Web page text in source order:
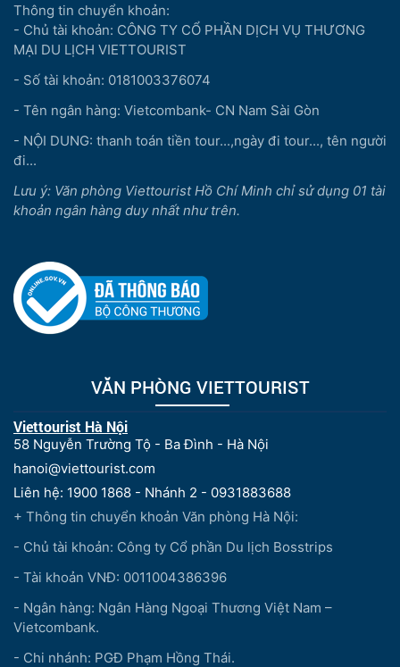
Thông tin chuyển khoản:
- Chủ tài khoản: CÔNG TY CỔ PHẦN DỊCH VỤ THƯƠNG
MẠI DU LỊCH VIETTOURIST
- Số tài khoản: 0181003376074
- Tên ngân hàng: Vietcombank- CN Nam Sài Gòn
- NỘI DUNG: thanh toán tiền tour...,ngày đi tour..., tên người
đi...
Lưu ý: Văn phòng Viettourist Hồ Chí Minh chỉ sử dụng 01 tài
khoản ngân hàng duy nhất như trên.
VĂN PHÒNG VIETTOURIST
Viettourist Hà Nội
58 Nguyễn Trường Tộ - Ba Đình - Hà Nội
hanoi@viettourist.com
Liên hệ: 1900 1868 - Nhánh 2 - 0931883688
+ Thông tin chuyển khoản Văn phòng Hà Nội:
- Chủ tài khoản: Công ty Cổ phần Du lịch Bosstrips
- Tài khoản VNĐ: 0011004386396
- Ngân hàng: Ngân Hàng Ngoại Thương Việt Nam –
Vietcombank.
- Chi nhánh: PGĐ Phạm Hồng Thái.